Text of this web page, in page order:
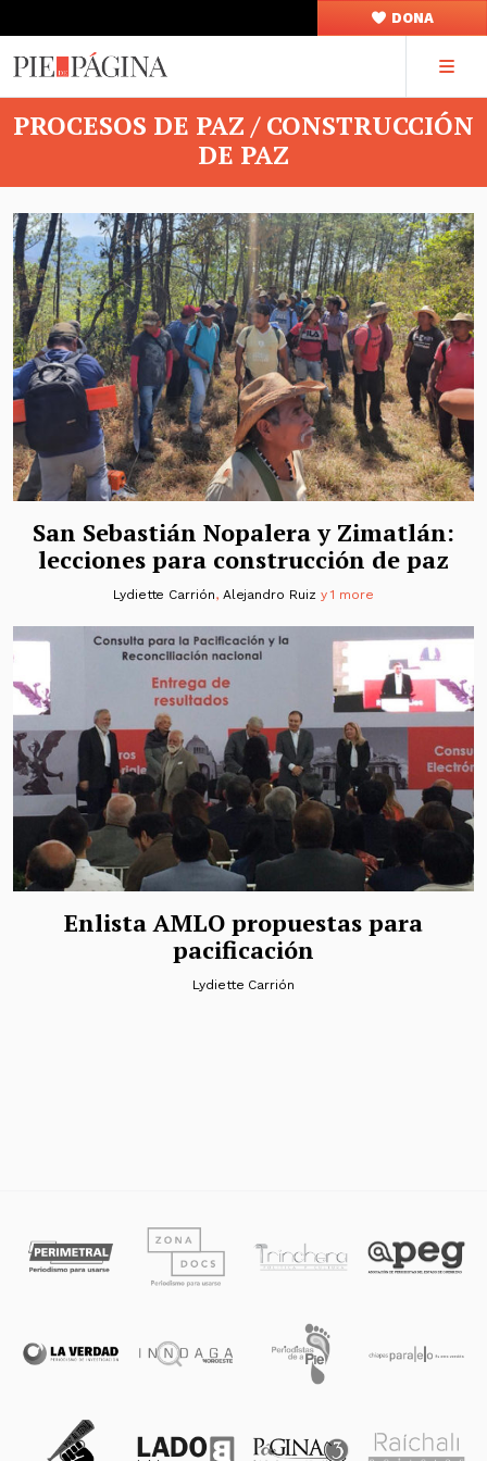
DONA
PROCESOS DE PAZ / CONSTRUCCIÓN
DE PAZ
San Sebastián Nopalera y Zimatlán:
lecciones para construcción de paz
Lydiette Carrión, Alejandro Ruiz y 1 more
Enlista AMLO propuestas para
pacificación
Lydiette Carrión